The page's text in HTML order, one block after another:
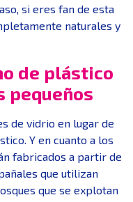
si eres fan de esta
naturales y
de plástico
pequeños
de vidrio en lugar de
Y en cuanto a los
fabricados a partir de
que utilizan
que se explotan